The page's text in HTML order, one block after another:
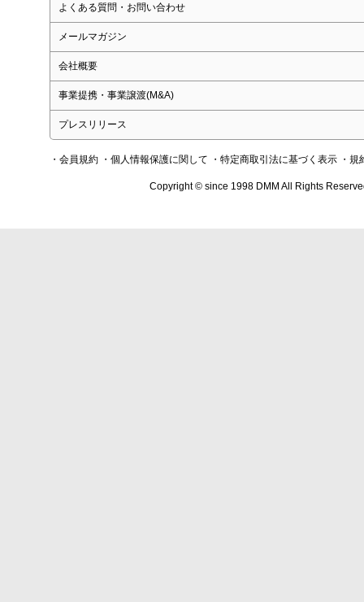
よくある質問・お問い合わせ
メールマガジン
会社概要
事業提携・事業譲渡(M&A)
プレスリリース
・会員規約 ・個人情報保護に関して ・特定商取引法に基づく表示 ・規
Copyright © since 1998 DMM All Rights